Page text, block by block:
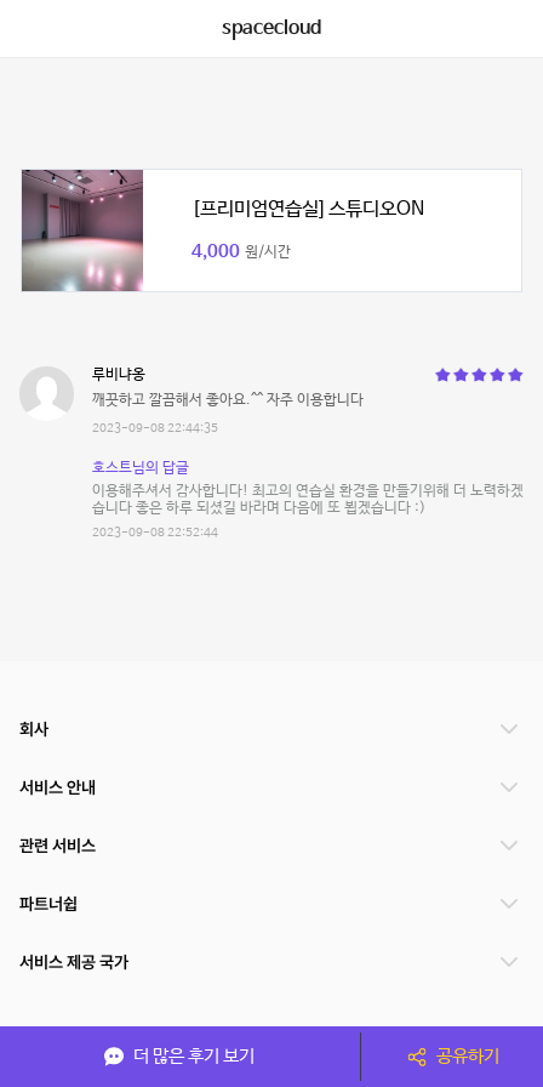
spacecloud
[프리미엄연습실] 스튜디오ON
4,000 원/시간
루비냐옹
깨끗하고 깔끔해서 좋아요.^^ 자주 이용합니다
2023-09-08 22:44:35
호스트님의 답글
이용해주셔서 감사합니다! 최고의 연습실 환경을 만들기위해 더 노력하겠
습니다 좋은 하루 되셨길 바라며 다음에 또 뵙겠습니다 :)
2023-09-08 22:52:44
더 많은 후기 보기 공유하기
회사
서비스 안내
관련 서비스
파트너쉽
서비스 제공 국가
(주)NSPACE 사업자정보